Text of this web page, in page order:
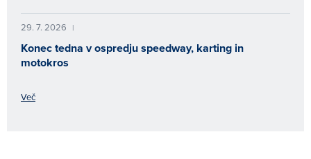
29. 7. 2026 |
Konec tedna v ospredju speedway, karting in
motokros
Več